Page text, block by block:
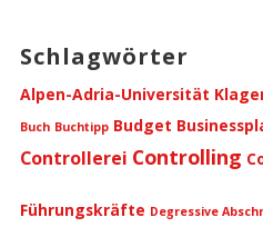
Schlagwörter
Alpen-Adria-Universität
Buch Buchtipp Budget
Controllerei Controlling
Führungskräfte Degressive